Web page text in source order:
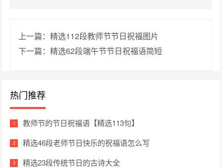
上一篇：精选112段教师节节日祝福图片
下一篇：精选62段端午节节日祝福语简短
热门推荐
教师节的节日祝福语【精选113句】
精选46段老师节日快乐的祝福语怎么写
精选23段传统节日的古诗大全